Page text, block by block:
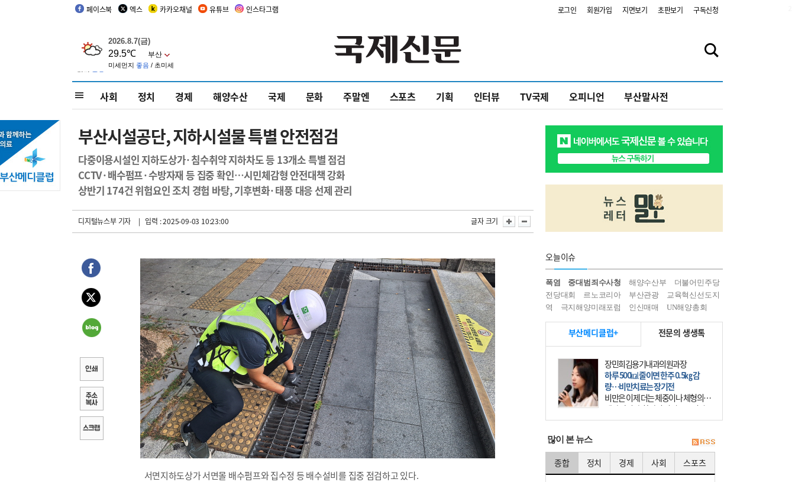
페이스북 엑스 카카오채널 유튜브 인스타그램 로그인 회원가입 지면보기 초판보기 구독신청
사회 정치 경제 해양수산 국제 문화 주말엔 스포츠 기획 인터뷰 TV국제 오피니언 부산말사전
부산시설공단, 지하시설물 특별 안전점검
다중이용시설인 지하도상가·침수취약 지하차도 등 13개소 특별 점검
CCTV·배수펌프·수방자재 등 집중 확인…시민체감형 안전대책 강화
상반기 174건 위험요인 조치 경험 바탕, 기후변화·태풍 대응 선제 관리
디지털뉴스부 기자 | 입력 : 2025-09-03 10:23:00 글자 크기
서면지하도상가 서면몰 배수펌프와 집수정 등 배수설비를 집중 점검하고 있다.
오늘이슈
폭염 중대범죄수사청 해양수산부
더불어민주당
전당대회
르노코리아 부산관광
교육혁신선도지
역
극지해양미래포럼 인신매매 UN해양총회
부산메디클럽+ 전문의 생생톡
장민희김용기내과의원과장
하루 500㎉ 줄이면 한주 0.5㎏ 감
량…비만치료는 장기전
비만은 이제 더는 체중이나 체형의 문
제가 아니다. 하나의 질병으로 인지
하고 치료와 관리를 해야 한다. 세계
많이 본 뉴스
종합 정치 경제 사회 스포츠